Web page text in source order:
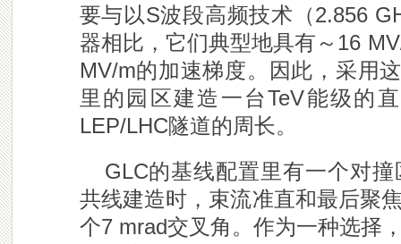
要与以S波段高频技术（2.856
器相比，它们典型地具有～16
MV/m的加速梯度。因此，采用
里的园区建造一台TeV能级的
LEP/LHC隧道的周长。
GLC的基线配置里有一个对
共线建造时，束流准直和最后聚
个7 mrad交叉角。作为一种选择